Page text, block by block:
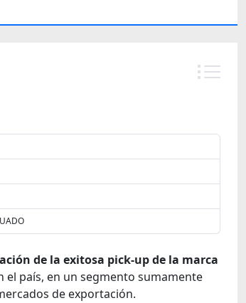
de la exitosa pick-up de la marca
el país, en un segmento sumamente
de exportación.